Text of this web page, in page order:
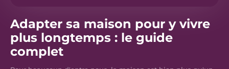
Adapter sa maison pour y vivre
plus longtemps : le guide
complet